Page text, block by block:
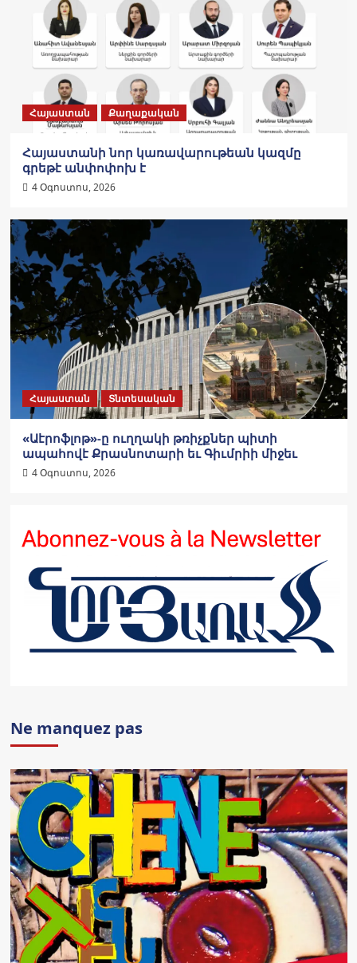
Հայաստան Քաղաքական
Հայաստանի նոր կառավարութեան կազմը
գրեթէ անփոփոխ է
4 Օգոստոս, 2026
Հայաստան Տնտեսական
«Աէրոֆլոթ»-ը ուղղակի թռիչքներ պիտի
ապահովէ Քրասնոտարի եւ Գիւմրիի միջեւ
4 Օգոստոս, 2026
Ne manquez pas